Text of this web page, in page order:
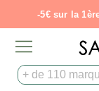
-5€ sur la